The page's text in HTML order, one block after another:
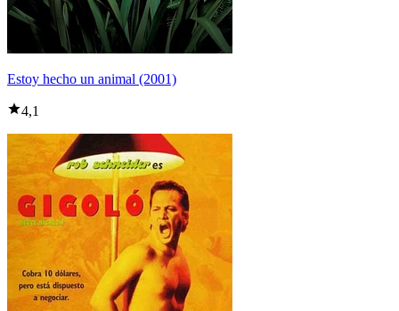
Estoy hecho un animal (2001)
4,1